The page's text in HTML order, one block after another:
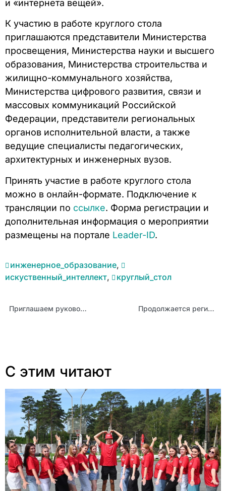
и «интернета вещей».
К участию в работе круглого стола
приглашаются представители Министерства
просвещения, Министерства науки и высшего
образования, Министерства строительства и
жилищно-коммунального хозяйства,
Министерства цифрового развития, связи и
массовых коммуникаций Российской
Федерации, представители региональных
органов исполнительной власти, а также
ведущие специалисты педагогических,
архитектурных и инженерных вузов.
Принять участие в работе круглого стола
можно в онлайн-формате. Подключение к
трансляции по ссылке. Форма регистрации и
дополнительная информация о мероприятии
размещены на портале Leader-ID.
инженерное_образование,
искуственный_интеллект, круглый_стол
Приглашаем руководителей общеобразовательных организаций повысить управленческие компетенции Продолжается регистрация на всероссийскую олимпиаду школьников «Высшая проба» по направлению «финансовая грамотность»
С этим читают